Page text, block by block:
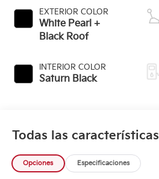
EXTERIOR COLOR
White Pearl +
Black Roof
INTERIOR COLOR
Saturn Black
Todas las características
Opciones Especificaciones